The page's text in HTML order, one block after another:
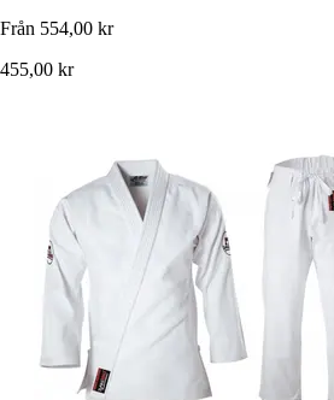
Från 554,00 kr
455,00 kr